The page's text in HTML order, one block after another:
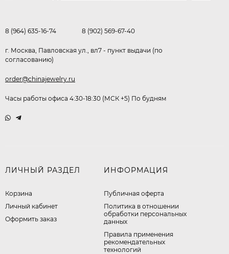
8 (964) 635-16-74 8 (902) 569-67-40
г. Москва, Павловская ул., вл7 - пункт выдачи (по
согласованию)
order@chinajewelry.ru
Часы работы офиса 4:30-18:30 (МСК +5) По будням
ЛИЧНЫЙ РАЗДЕЛ
Корзина
Личный кабинет
Оформить заказ
ИНФОРМАЦИЯ
Публичная оферта
​Политика в отношении
обработки персональных
данных
Правила применения
рекомендательных
технологий